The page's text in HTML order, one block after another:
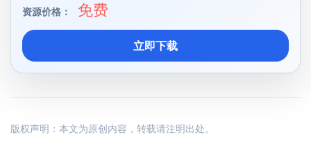
资源价格： 免费
立即下载
版权声明：本文为原创内容，转载请注明出处。